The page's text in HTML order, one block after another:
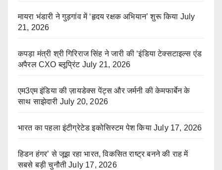
मायरा भंडारी ने गुड़गांव में ‘हृदय रक्षक अभियान’ शुरू किया July
21, 2026
कपड़ा मंत्री श्री गिरिराज सिंह ने जारी की ‘इंडिया टेक्सटाइल्स एंड
अपैरल CXO ब्लूप्रिंट July 21, 2026
एम3एम इंडिया की ज़ायडेक्स पेंट्स और जर्मनी की केमफार्बेन के
साथ साझेदारी July 20, 2026
भारत का पहला इंटीग्रेटेड इकोसिस्टम पेश किया July 17, 2026
हिडन हंगर’ से जूझ रहा भारत, विकसित राष्ट्र बनने की राह में
सबसे बड़ी चुनौती July 17, 2026